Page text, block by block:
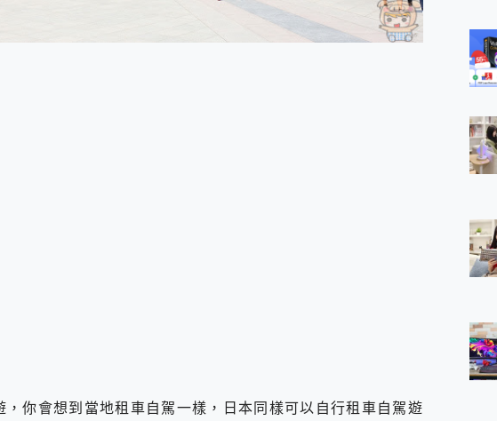
你會想到當地租車自駕一樣，日本同樣可以自行租車自駕遊